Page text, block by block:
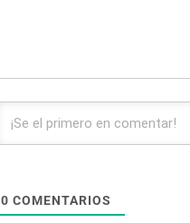
0 COMENTARIOS